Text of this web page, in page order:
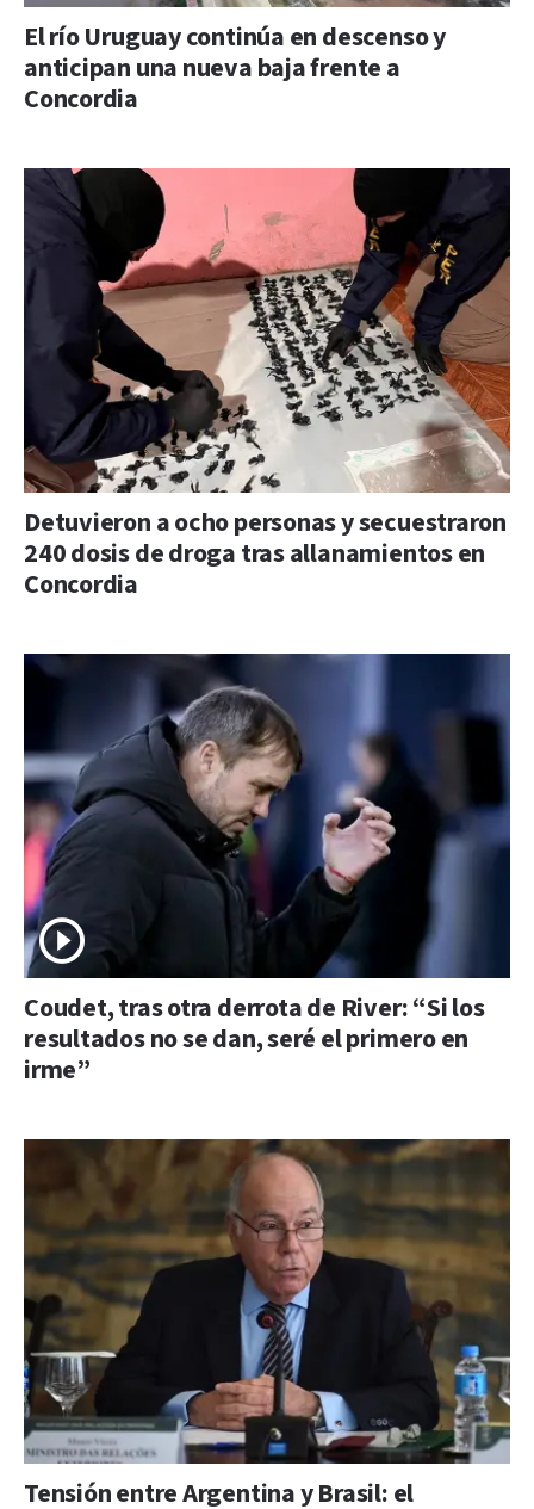
El río Uruguay continúa en descenso y
anticipan una nueva baja frente a
Concordia
Detuvieron a ocho personas y secuestraron
240 dosis de droga tras allanamientos en
Concordia
Coudet, tras otra derrota de River: “Si los
resultados no se dan, seré el primero en
irme”
Tensión entre Argentina y Brasil: el